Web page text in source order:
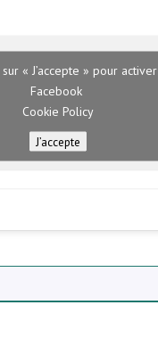
« J’accepte » pour activer
Facebook
Cookie Policy
J’accepte